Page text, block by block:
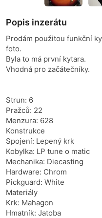
Popis inzerátu
Prodám použitou funkční
foto.
Byla to má první kytara.
Vhodná pro začátečníky.
Strun: 6
Pražců: 22
Menzura: 628
Konstrukce
Spojení: Lepený krk
Kobylka: LP tune o matic
Mechanika: Diecasting
Hardware: Chrom
Pickguard: White
Materiály
Krk: Mahagon
Hmatník: Jatoba